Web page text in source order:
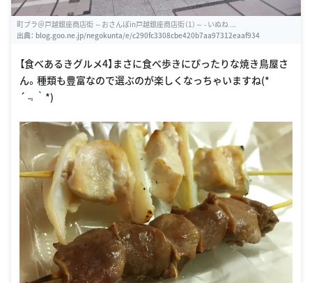
町ブラ＠戸越銀座商店街 ～おさんぽin戸越銀座商店街（1）～ - いぬね ...
出典： blog.goo.ne.jp/negokunta/e/c290fc3308cbe420b7aa97312eaaf934
【食べあるきグルメ4】まさに食べ歩きにぴったりな焼き鳥屋さ
ん。種類も豊富なので選ぶのが楽しくなっちゃいますね(*
´﹃｀*)